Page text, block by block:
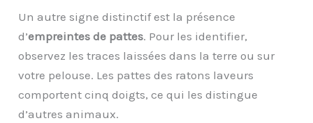
Un autre signe distinctif est la présence
d’empreintes de pattes. Pour les identifier,
observez les traces laissées dans la terre ou sur
votre pelouse. Les pattes des ratons laveurs
comportent cinq doigts, ce qui les distingue
d’autres animaux.